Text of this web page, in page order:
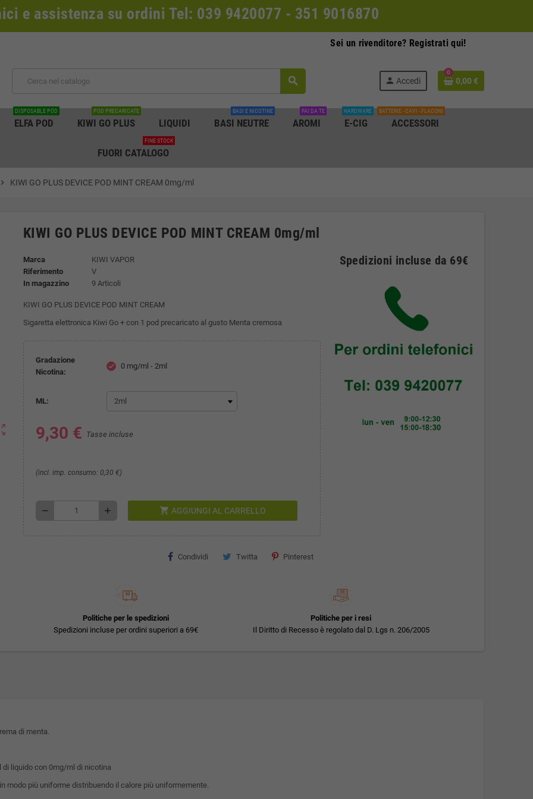
e assistenza su ordini Tel: 039 9420077 - 351 9016870
Sei un rivenditore? Registrati qui!
search person Accedi
0
0,00 €
ELFA POD
DISPOSABLE POD
KIWI GO PLUS
POD PRECARICATE
LIQUIDI BASI NEUTRE
BASI E NICOTINE
AROMI
FAI DA TE
E-CIG
HARDWARE
ACCESSORI
BATTERIE - CAVI - FLACONI
FUORI CATALOGO
FINE STOCK
chevron_right KIWI GO PLUS DEVICE POD MINT CREAM 0mg/ml
KIWI GO PLUS DEVICE POD MINT CREAM 0mg/ml
Marca
KIWI VAPOR
Riferimento
V
In magazzino
9 Articoli
KIWI GO PLUS DEVICE POD MINT CREAM
Sigaretta elettronica Kiwi Go + con 1 pod precaricato al gusto Menta cremosa
Gradazione
Nicotina:
check 0 mg/ml - 2ml
ML:
9,30 € Tasse incluse
(incl. imp. consumo: 0,30 €)
remove add shopping_cart AGGIUNGI AL CARRELLO
Condividi Twitta Pinterest
Spedizioni incluse da 69€
Politiche per le spedizioni
Spedizioni incluse per ordini superiori a 69€
Politiche per i resi
Il Diritto di Recesso è regolato dal D. Lgs n. 206/2005
di menta.
liquido con 0mg/ml di nicotina
modo più uniforme distribuendo il calore più uniformemente.